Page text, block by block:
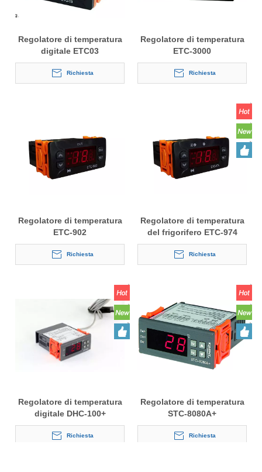
Regolatore di temperatura
digitale ETC03
Richiesta
Regolatore di temperatura
ETC-3000
Richiesta
Regolatore di temperatura
ETC-902
Richiesta
Regolatore di temperatura
del frigorifero ETC-974
Richiesta
Regolatore di temperatura
digitale DHC-100+
Richiesta
Regolatore di temperatura
STC-8080A+
Richiesta